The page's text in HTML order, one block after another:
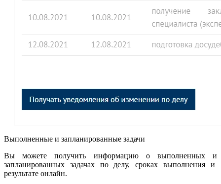
Выполненные и запланированные задачи
Вы можете получить информацию о выполненных и
запланированных задачах по делу, сроках выполнения и
результате онлайн.